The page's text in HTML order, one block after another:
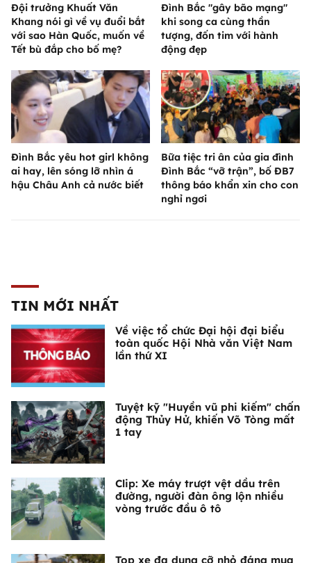
Đội trưởng Khuất Văn
Khang nói gì về vụ đuổi bắt
với sao Hàn Quốc, muốn về
Tết bù đắp cho bố mẹ?
Đình Bắc "gây bão mạng"
khi song ca cùng thần
tượng, đốn tim với hành
động đẹp
Đình Bắc yêu hot girl không
ai hay, lên sóng lỡ nhìn á
hậu Châu Anh cả nước biết
Bữa tiệc tri ân của gia đình
Đình Bắc “vỡ trận”, bố ĐB7
thông báo khẩn xin cho con
nghỉ ngơi
TIN MỚI NHẤT
Về việc tổ chức Đại hội đại biểu
toàn quốc Hội Nhà văn Việt Nam
lần thứ XI
Tuyệt kỹ "Huyền vũ phi kiếm" chấn
động Thủy Hử, khiến Võ Tòng mất
1 tay
Clip: Xe máy trượt vệt dầu trên
đường, người đàn ông lộn nhiều
vòng trước đầu ô tô
Top xe đa dụng cỡ nhỏ đáng mua